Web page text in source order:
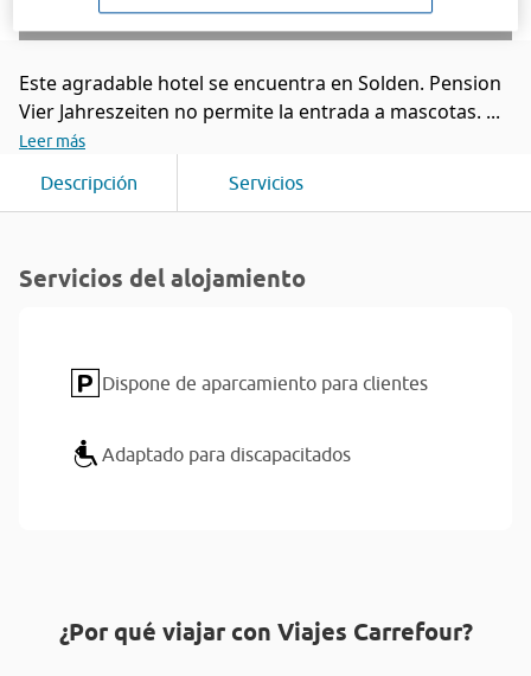
Este agradable hotel se encuentra en Solden. Pension
Vier Jahreszeiten no permite la entrada a mascotas. ...
Leer más
Descripción Servicios
Servicios del alojamiento
Dispone de aparcamiento para clientes
Adaptado para discapacitados
¿Por qué viajar con Viajes Carrefour?